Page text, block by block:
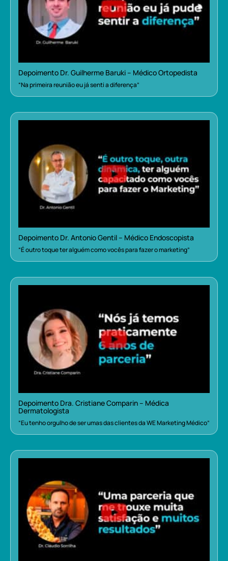
Depoimento Dr. Guilherme Baruki – Médico Ortopedista
“Na primeira reunião eu já senti a diferença”
Depoimento Dr. Antonio Gentil – Médico Endoscopista
“É outro toque ter alguém como vocês para fazer o marketing”
Depoimento Dra. Cristiane Comparin – Médica
Dermatologista
“Eu tenho orgulho de ser umas das clientes da WE Marketing Médico”